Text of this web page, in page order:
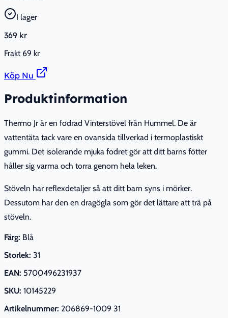
I lager
369 kr
Frakt 69 kr
Köp Nu
Produktinformation
Thermo Jr är en fodrad Vinterstövel från Hummel. De är
vattentäta tack vare en ovansida tillverkad i termoplastiskt
gummi. Det isolerande mjuka fodret gör att ditt barns fötter
håller sig varma och torra genom hela leken.
Stöveln har reflexdetaljer så att ditt barn syns i mörker.
Dessutom har den en dragögla som gör det lättare att trä på
stöveln.
Färg: Blå
Storlek: 31
EAN: 5700496231937
SKU: 10145229
Artikelnummer: 206869-1009 31